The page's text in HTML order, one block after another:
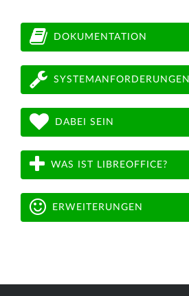
DOKUMENTATION
SYSTEMANFORDERUNGEN
DABEI SEIN
WAS IST LIBREOFFICE?
ERWEITERUNGEN